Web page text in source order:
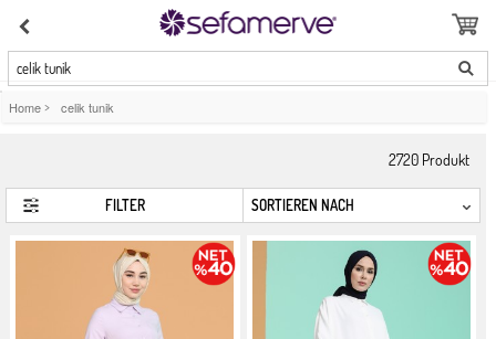
celik tunik
Home > celik tunik
2720 Produkt
FILTER